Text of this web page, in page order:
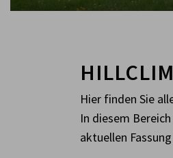
Hier finden Sie
In diesem
aktuellen